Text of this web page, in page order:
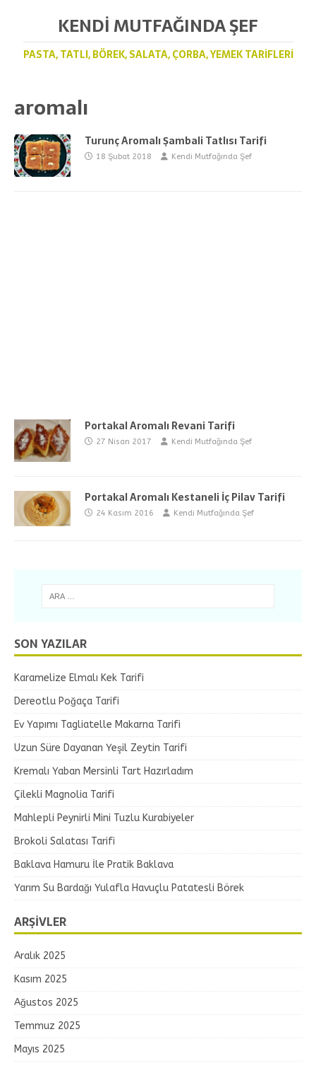
KENDI MUTFAĞINDA ŞEF
PASTA, TATLI, BÖREK, SALATA, ÇORBA, YEMEK TARIFLERI
aromalı
Turunç Aromalı Şambali Tatlısı Tarifi
18 Şubat 2018 Kendi Mutfağında Şef
Portakal Aromalı Revani Tarifi
27 Nisan 2017 Kendi Mutfağında Şef
Portakal Aromalı Kestaneli İç Pilav Tarifi
24 Kasım 2016 Kendi Mutfağında Şef
SON YAZILAR
Karamelize Elmalı Kek Tarifi
Dereotlu Poğaça Tarifi
Ev Yapımı Tagliatelle Makarna Tarifi
Uzun Süre Dayanan Yeşil Zeytin Tarifi
Kremalı Yaban Mersinli Tart Hazırladım
Çilekli Magnolia Tarifi
Mahlepli Peynirli Mini Tuzlu Kurabiyeler
Brokoli Salatası Tarifi
Baklava Hamuru İle Pratik Baklava
Yarım Su Bardağı Yulafla Havuçlu Patatesli Börek
ARŞIVLER
Aralık 2025
Kasım 2025
Ağustos 2025
Temmuz 2025
Mayıs 2025